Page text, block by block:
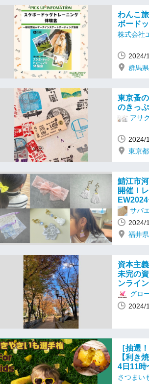
わんこ
ボード
株式会社
2024/
群馬県
東京蚤
のきっぷ︎︎︎
アサ
2024/
東京都
鯖江市
開催！
サバ
2024/
福井県
資本主
未完の
ンライン
グロ
2024/
［抽選
【利き
4日11時
さつまい